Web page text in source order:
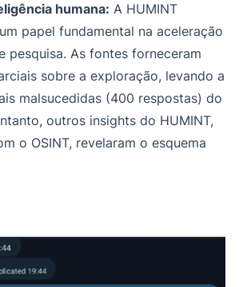
humana: A HUMINT
papel fundamental na aceleração
pesquisa. As fontes forneceram
sobre a exploração, levando a
malsucedidas (400 respostas) do
outros insights do HUMINT,
o OSINT, revelaram o esquema